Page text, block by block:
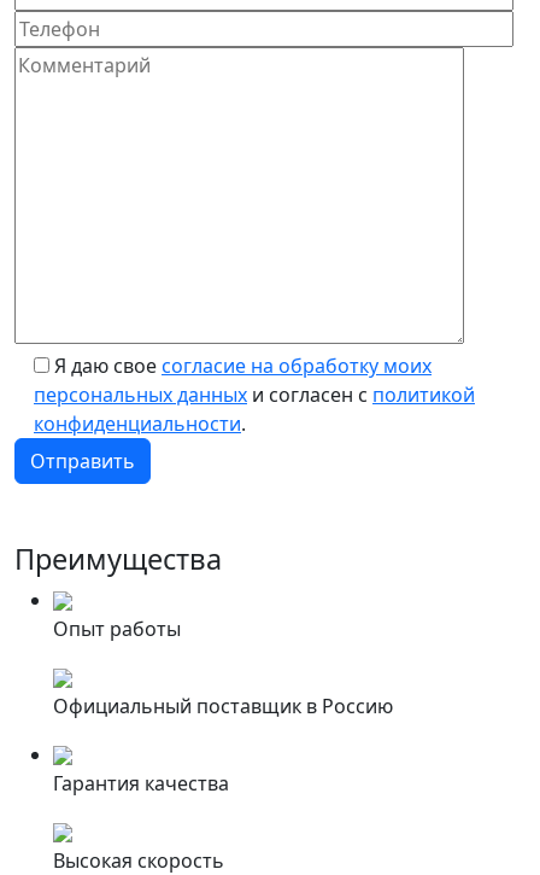
Я даю своесогласие на обработку моих
персональных данных и согласен с политикой
конфиденциальности.
Преимущества
Опыт работы
Официальный поставщик в Россию
Гарантия качества
Высокая скорость